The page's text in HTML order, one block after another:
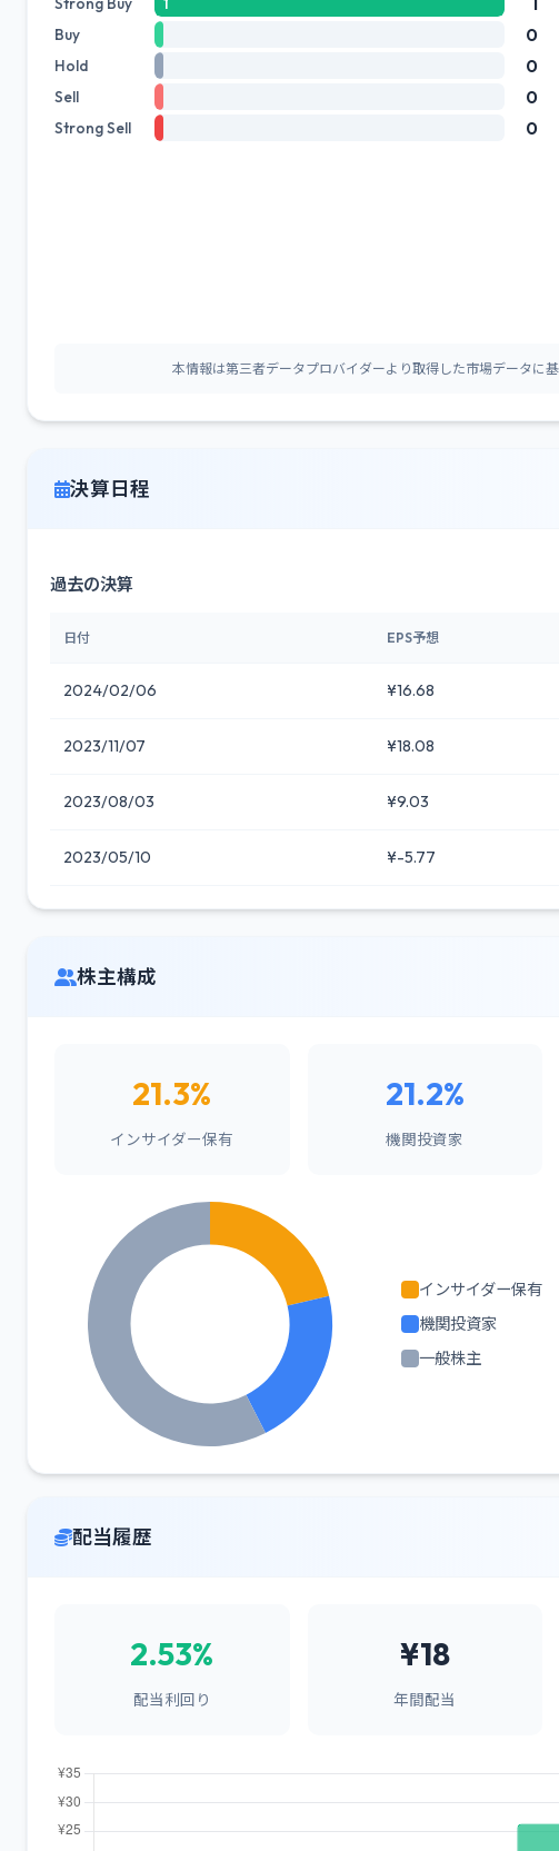
1
Buy 0
Hold 0
Sell 0
Strong Sell 0
本情報は第三者データプロバイダーより取得した市場データに
決算日程
過去の決算
日付 EPS予想
2024/02/06 ¥16.68
2023/11/07 ¥18.08
2023/08/03 ¥9.03
2023/05/10 ¥-5.77
株主構成
21.3%
インサイダー保有
21.2%
機関投資家
インサイダー保有
機関投資家
一般株主
配当履歴
2.53%
配当利回り
¥18
年間配当